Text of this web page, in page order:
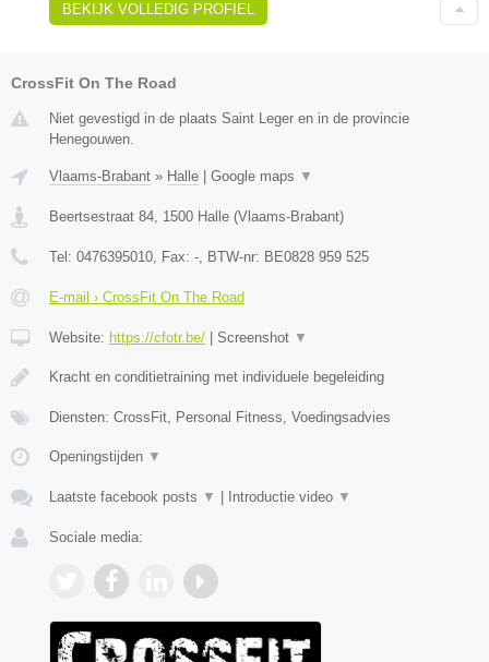
BEKIJK VOLLEDIG PROFIEL
CrossFit On The Road
Niet gevestigd in de plaats Saint Leger en in de provincie
Henegouwen.
Vlaams-Brabant » Halle Google maps ▼
Beertsestraat 84, 1500 Halle (Vlaams-Brabant)
Tel: 0476395010, Fax: -, BTW-nr: BE0828 959 525
E-mail › CrossFit On The Road
Website: https://cfotr.be/ Screenshot ▼
Kracht en conditietraining met individuele begeleiding
Diensten: CrossFit, Personal Fitness, Voedingsadvies
Openingstijden ▼
Laatste facebook posts ▼ Introductie video ▼
Sociale media: